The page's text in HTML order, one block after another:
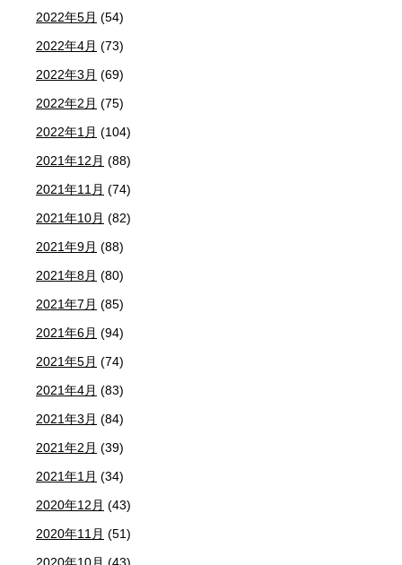
2022年5月 (54)
2022年4月 (73)
2022年3月 (69)
2022年2月 (75)
2022年1月 (104)
2021年12月 (88)
2021年11月 (74)
2021年10月 (82)
2021年9月 (88)
2021年8月 (80)
2021年7月 (85)
2021年6月 (94)
2021年5月 (74)
2021年4月 (83)
2021年3月 (84)
2021年2月 (39)
2021年1月 (34)
2020年12月 (43)
2020年11月 (51)
2020年10月 (43)